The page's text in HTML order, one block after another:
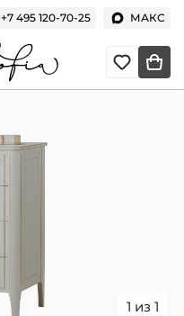
+7 495 120-70-25 МАКС
1 из 1